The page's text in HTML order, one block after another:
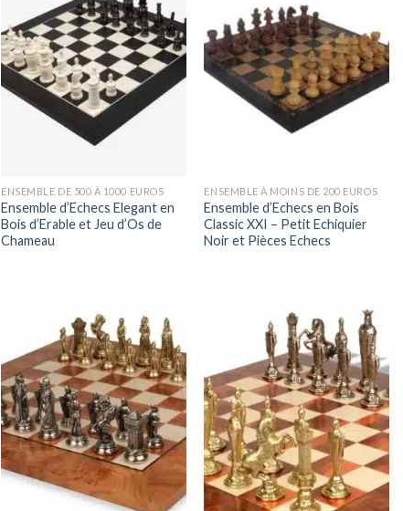
ENSEMBLE DE 500 À 1000 EUROS
Ensemble d’Echecs Elegant en
Bois d’Erable et Jeu d’Os de
Chameau
ENSEMBLE À MOINS DE 200 EUROS
Ensemble d’Echecs en Bois
Classic XXI – Petit Echiquier
Noir et Pièces Echecs